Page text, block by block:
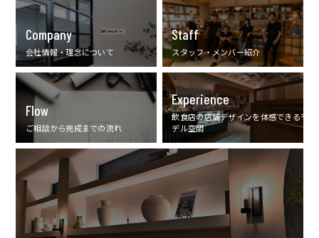
Company
会社情報・理念について
Staff
スタッフ・メンバー紹介
Flow
ご相談から完成までの流れ
Experience
飲食店の店舗デザインを体感できるモ
デル空間